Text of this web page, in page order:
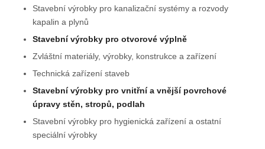
Stavební výrobky pro kanalizační systémy a rozvody
kapalin a plynů
Stavební výrobky pro otvorové výplně
Zvláštní materiály, výrobky, konstrukce a zařízení
Technická zařízení staveb
Stavební výrobky pro vnitřní a vnější povrchové
úpravy stěn, stropů, podlah
Stavební výrobky pro hygienická zařízení a ostatní
speciální výrobky